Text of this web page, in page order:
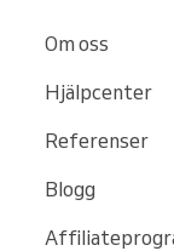
Om oss
Hjälpcenter
Referenser
Blogg